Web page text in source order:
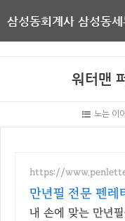
삼성동회계사 삼성동
워터맨
노는 이
https://
만년필 전문 펜레
내 손에 맞는 만년